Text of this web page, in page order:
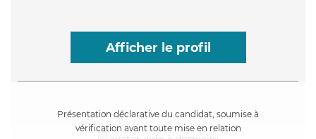
Afficher le profil
Présentation déclarative du candidat, soumise à
vérification avant toute mise en relation